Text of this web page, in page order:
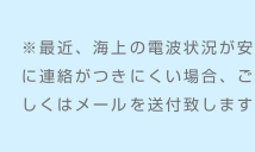
※最近、海上の電波状況が
に連絡がつきにくい場合、
しくはメールを送付致しま